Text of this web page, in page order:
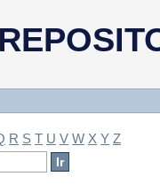
R S T U V W X Y Z